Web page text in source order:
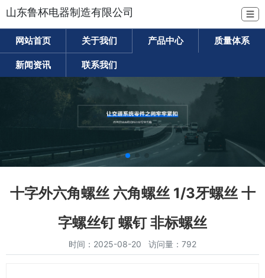
山东鲁杯电器制造有限公司 ☰
网站首页 关于我们 产品中心 质量体系
新闻资讯 联系我们
十字外六角螺丝 六角螺丝 1/3牙螺丝 十
字螺丝钉 螺钉 非标螺丝
时间：2025-08-20 访问量：792